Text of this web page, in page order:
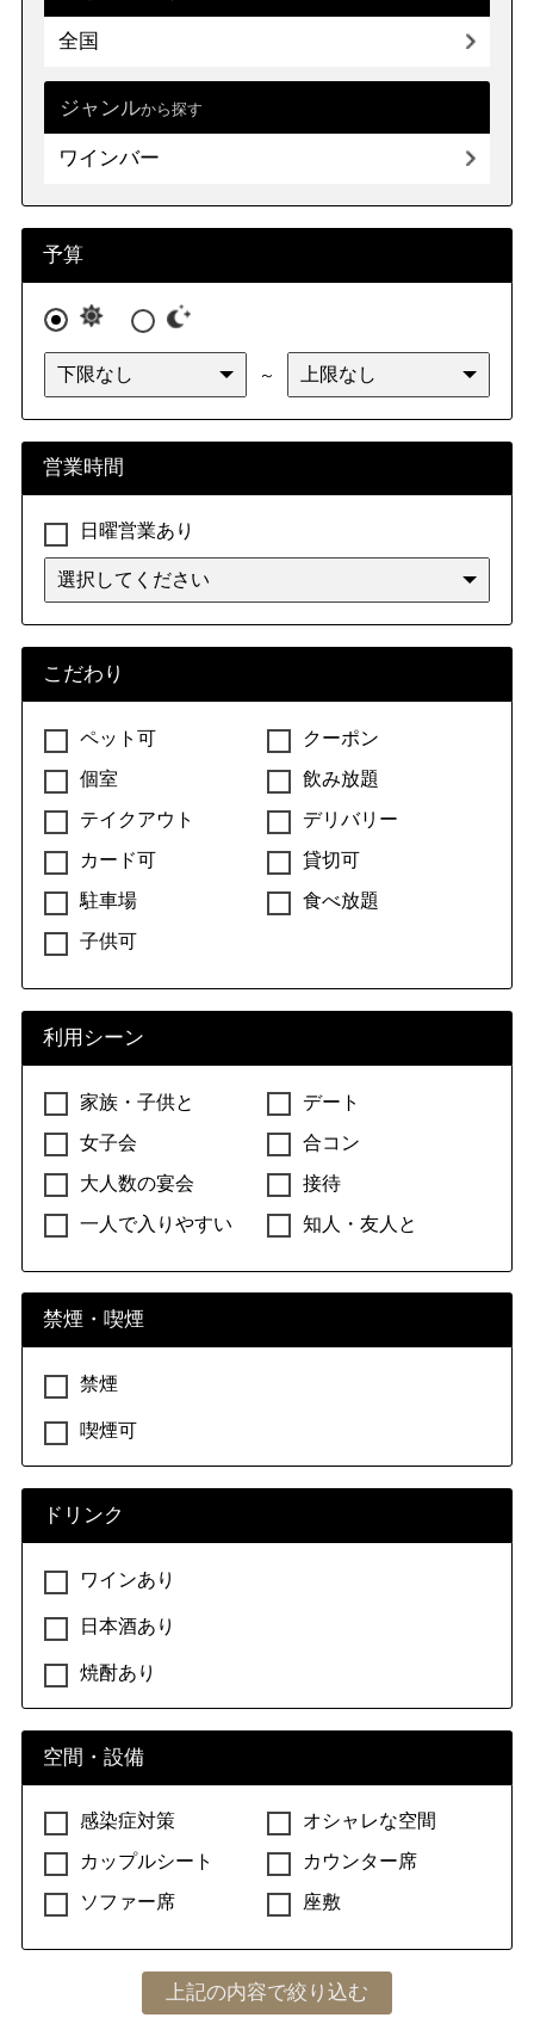
全国
ジャンルから探す
ワインバー
予算
～
営業時間
日曜営業あり
こだわり
ペット可
クーポン
個室
飲み放題
テイクアウト
デリバリー
カード可
貸切可
駐車場
食べ放題
子供可
利用シーン
家族・子供と
デート
女子会
合コン
大人数の宴会
接待
一人で入りやすい
知人・友人と
禁煙・喫煙
禁煙
喫煙可
ドリンク
ワインあり
日本酒あり
焼酎あり
空間・設備
感染症対策
オシャレな空間
カップルシート
カウンター席
ソファー席
座敷